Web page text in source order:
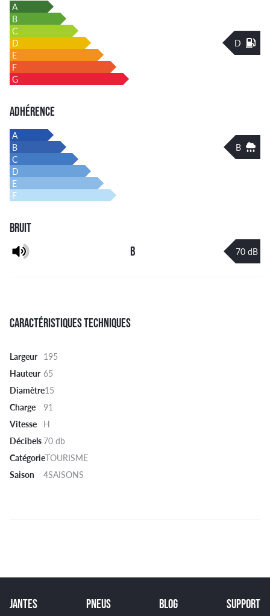
A
B
C
D
D
E
F
G
ADHÉRENCE
A
B
B
C
D
E
F
BRUIT
B
70 dB
CARACTÉRISTIQUES TECHNIQUES
Largeur 195
Hauteur 65
Diamètre15
Charge
91
Vitesse H
Décibels70 db
CatégorieTOURISME
Saison
4SAISONS
JANTES PNEUS BLOG SUPPORT